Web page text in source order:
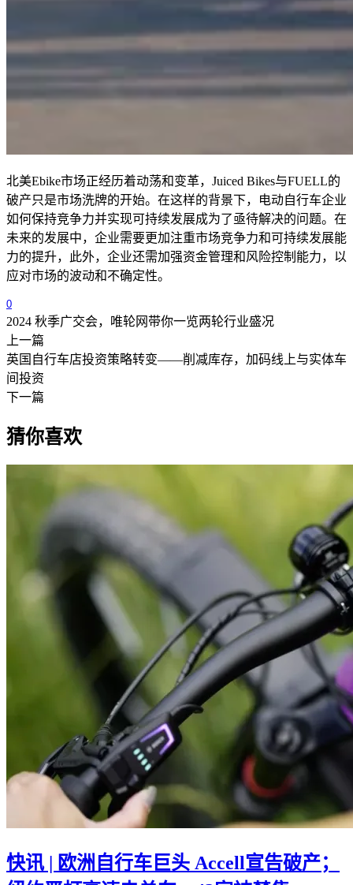
北美Ebike市场正经历着动荡和变革， Juiced Bikes与FUELL的
破产只是市场洗牌的开始。在这样的背景下，电动自行车企业
如何保持竞争力并实现可持续发展成为了亟待解决的问题。在
未来的发展中，企业需要更加注重市场竞争力和可持续发展能
力的提升，此外，企业还需加强资金管理和风险控制能力，以
应对市场的波动和不确定性。
0
2024 秋季广交会，唯轮网带你一览两轮行业盛况
上一篇
英国自行车店投资策略转变——削减库存，加码线上与实体车
间投资
下一篇
猜你喜欢
快讯 | 欧洲自行车巨头 Accell宣告破产；